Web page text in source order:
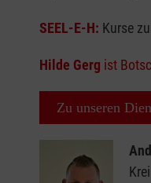
SEEL-E-H: Kurse
Hilde Gerg ist
Zu unseren